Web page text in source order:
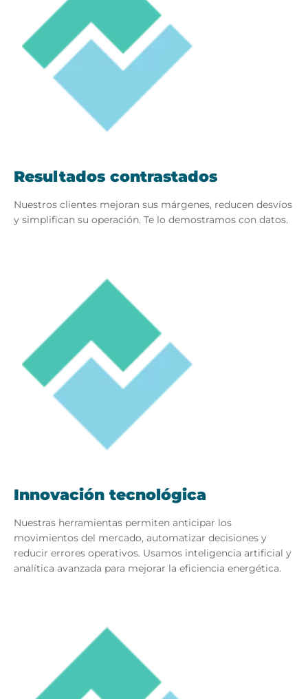
Resultados contrastados
Nuestros clientes mejoran sus márgenes, reducen desvíos
y simplifican su operación. Te lo demostramos con datos.
Innovación tecnológica
Nuestras herramientas permiten anticipar los
movimientos del mercado, automatizar decisiones y
reducir errores operativos. Usamos inteligencia artificial y
analítica avanzada para mejorar la eficiencia energética.